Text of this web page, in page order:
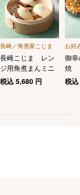
長崎／角煮家こじま
長崎こじま レン
ジ用角煮まんミニ
税込5,680 円
お好
御
焼
税